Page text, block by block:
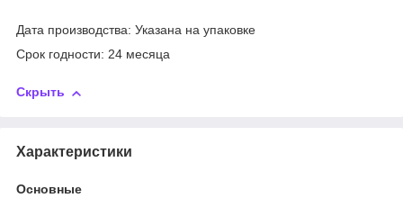
Дата производства: Указана на упаковке
Срок годности: 24 месяца
Скрыть
Характеристики
Основные